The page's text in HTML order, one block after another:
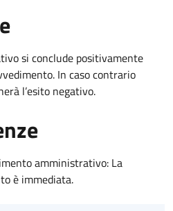
si conclude positivamente
In caso contrario
l’esito negativo.
amministrativo: La
è immediata.